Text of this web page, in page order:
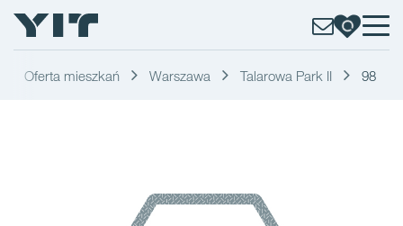
Oferta mieszkań Warszawa Talarowa Park II 98